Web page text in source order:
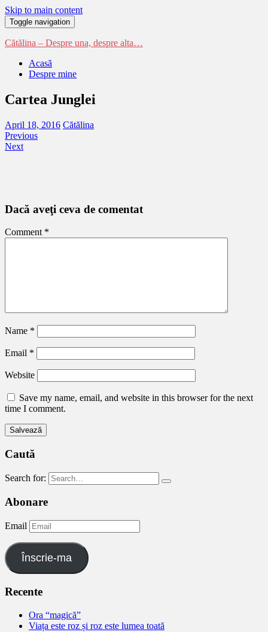
Skip to main content
Toggle navigation
Cătălina – Despre una, despre alta…
Acasă
Despre mine
Cartea Junglei
April 18, 2016 Cătălina
Previous
Next
Dacă aveţi ceva de comentat
Comment *
Name *
Email *
Website
Save my name, email, and website in this browser for the next
time I comment.
Caută
Search for:
Abonare
Email
Înscrie-ma
Recente
Ora “magică”
Viața este roz și roz este lumea toată